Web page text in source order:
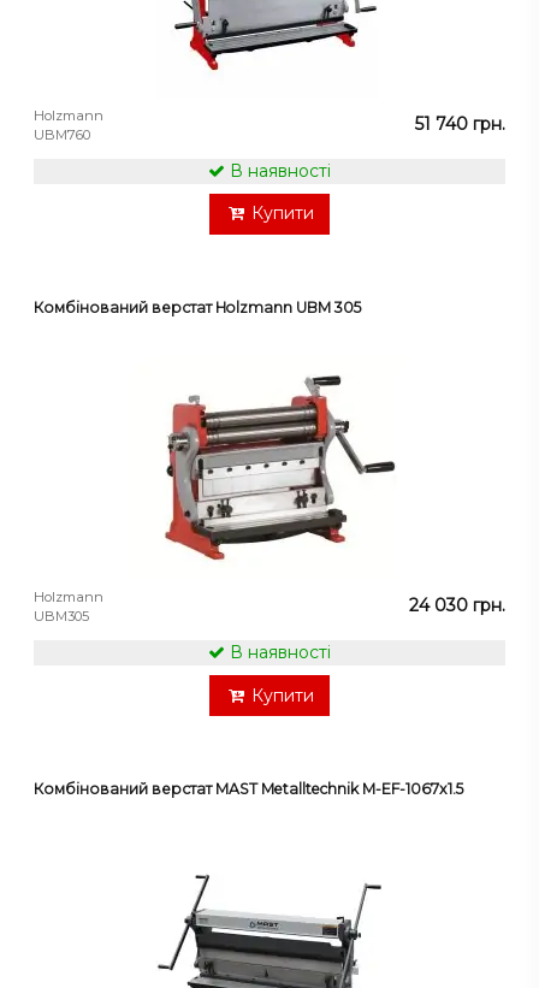
Holzmann
UBM760
51 740 грн.
В наявності
Купити
Комбінований верстат Holzmann UBM 305
Holzmann
UBM305
24 030 грн.
В наявності
Купити
Комбінований верстат MAST Metalltechnik M-EF-1067x1.5